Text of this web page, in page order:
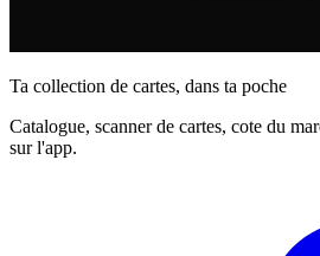
Ta collection de cartes, dans ta poche
Catalogue, scanner de cartes, cote du
sur l'app.